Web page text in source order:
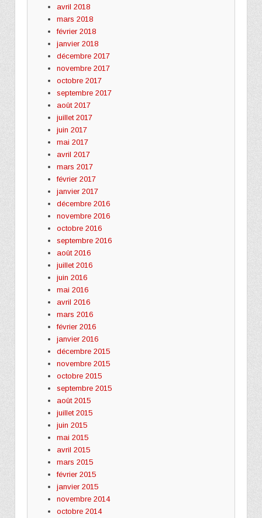
avril 2018
mars 2018
février 2018
janvier 2018
décembre 2017
novembre 2017
octobre 2017
septembre 2017
août 2017
juillet 2017
juin 2017
mai 2017
avril 2017
mars 2017
février 2017
janvier 2017
décembre 2016
novembre 2016
octobre 2016
septembre 2016
août 2016
juillet 2016
juin 2016
mai 2016
avril 2016
mars 2016
février 2016
janvier 2016
décembre 2015
novembre 2015
octobre 2015
septembre 2015
août 2015
juillet 2015
juin 2015
mai 2015
avril 2015
mars 2015
février 2015
janvier 2015
novembre 2014
octobre 2014